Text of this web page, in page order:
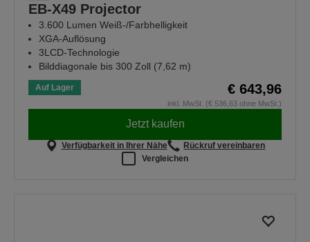
EB-X49 Projector
3.600 Lumen Weiß-/Farbhelligkeit
XGA-Auflösung
3LCD-Technologie
Bilddiagonale bis 300 Zoll (7,62 m)
Auf Lager € 643,96
inkl. MwSt. (€ 536,63 ohne MwSt.)
Jetzt kaufen
Verfügbarkeit in Ihrer Nähe
Rückruf vereinbaren
Vergleichen